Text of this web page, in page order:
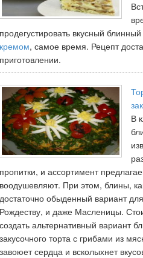
продегустировать вкусный
кремом, самое время. Рецепт
приготовлении.
В
пропитки, и ассортимент
воодушевляют. При этом, блины,
достаточно обыденный вариант
Рождеству, и даже Масленицы.
создать альтернативный вариант
закусочного торта с грибами из
завоюет сердца и всколыхнет